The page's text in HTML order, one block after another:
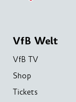
VfB Welt
VfB TV
Shop
Tickets